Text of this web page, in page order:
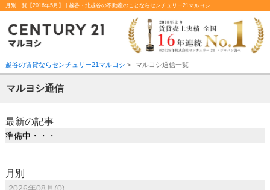
月別一覧【2016年5月】 | 越谷・北越谷の不動産のことならセンチュリー21マルヨシ
越谷の賃貸ならセンチュリー21マルヨシ > マルヨシ通信一覧
マルヨシ通信
最新の記事
準備中・・・
月別